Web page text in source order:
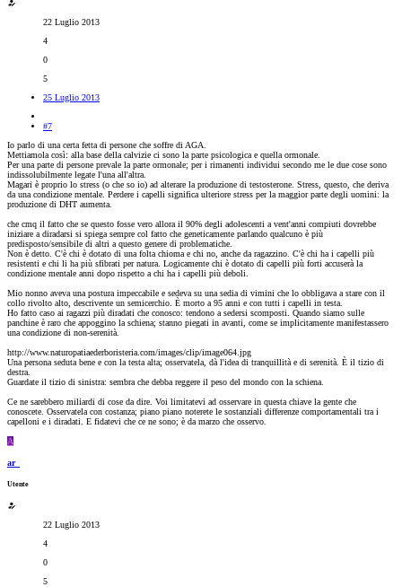
22 Luglio 2013
4
0
5
25 Luglio 2013
#7
Io parlo di una certa fetta di persone che soffre di AGA.
Mettiamola così: alla base della calvizie ci sono la parte psicologica e quella ormonale.
Per una parte di persone prevale la parte ormonale; per i rimanenti individui secondo me le due cose sono
indissolubilmente legate l'una all'altra.
Magari è proprio lo stress (o che so io) ad alterare la produzione di testosterone. Stress, questo, che deriva
da una condizione mentale. Perdere i capelli significa ulteriore stress per la maggior parte degli uomini: la
produzione di DHT aumenta.
che cmq il fatto che se questo fosse vero allora il 90% degli adolescenti a vent'anni compiuti dovrebbe
iniziare a diradarsi si spiega sempre col fatto che geneticamente parlando qualcuno è più
predisposto/sensibile di altri a questo genere di problematiche.
Non è detto. C'è chi è dotato di una folta chioma e chi no, anche da ragazzino. C'è chi ha i capelli più
resistenti e chi li ha più sfibrati per natura. Logicamente chi è dotato di capelli più forti accuserà la
condizione mentale anni dopo rispetto a chi ha i capelli più deboli.
Mio nonno aveva una postura impeccabile e sedeva su una sedia di vimini che lo obbligava a stare con il
collo rivolto alto, descrivente un semicerchio. È morto a 95 anni e con tutti i capelli in testa.
Ho fatto caso ai ragazzi più diradati che conosco: tendono a sedersi scomposti. Quando siamo sulle
panchine è raro che appoggino la schiena; stanno piegati in avanti, come se implicitamente manifestassero
una condizione di non-serenità.
http://www.naturopatiaederboristeria.com/images/clip/image064.jpg
Una persona seduta bene e con la testa alta; osservatela, dà l'idea di tranquillità e di serenità. È il tizio di
destra.
Guardate il tizio di sinistra: sembra che debba reggere il peso del mondo con la schiena.
Ce ne sarebbero miliardi di cose da dire. Voi limitatevi ad osservare in questa chiave la gente che
conoscete. Osservatela con costanza; piano piano noterete le sostanziali differenze comportamentali tra i
capelloni e i diradati. E fidatevi che ce ne sono; è da marzo che osservo.
A
ar_
Utente
22 Luglio 2013
4
0
5